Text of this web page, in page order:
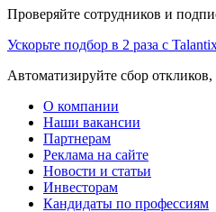
Проверяйте сотрудников и
Ускорьте подбор в 2 раза с
Автоматизируйте сбор
О компании
Наши вакансии
Партнерам
Реклама на сайте
Новости и статьи
Инвесторам
Кандидаты по профессиям